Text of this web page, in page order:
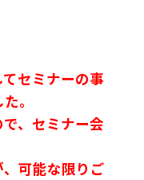
セミナーの事
。
、セミナー会
可能な限りご